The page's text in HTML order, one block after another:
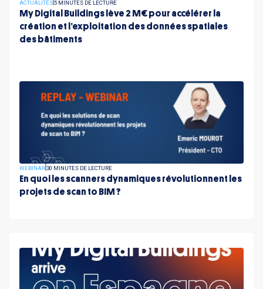
ACTUALITÉS5 MINUTES DE LECTURE
My Digital Buildings lève 2 M€ pour accélérer la
création et l’exploitation des données spatiales
des bâtiments
WEBINAR30 MINUTES DE LECTURE
En quoi les scanners dynamiques révolutionnent les
projets de scan to BIM ?